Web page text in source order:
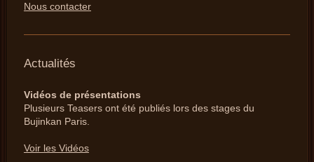
Nous contacter
Actualités
Vidéos de présentations
Plusieurs Teasers ont été publiés lors des stages du
Bujinkan Paris.
Voir les Vidéos